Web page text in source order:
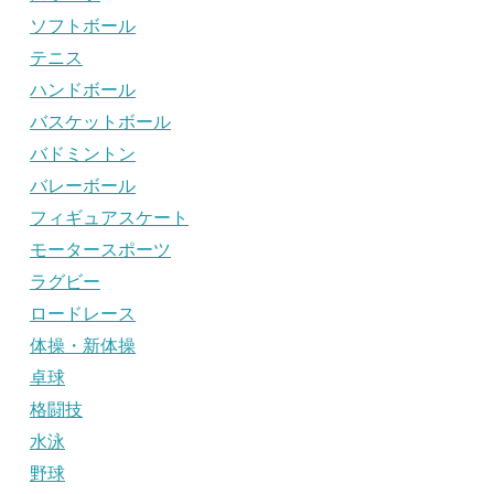
ソフトボール
テニス
ハンドボール
バスケットボール
バドミントン
バレーボール
フィギュアスケート
モータースポーツ
ラグビー
ロードレース
体操・新体操
卓球
格闘技
水泳
野球